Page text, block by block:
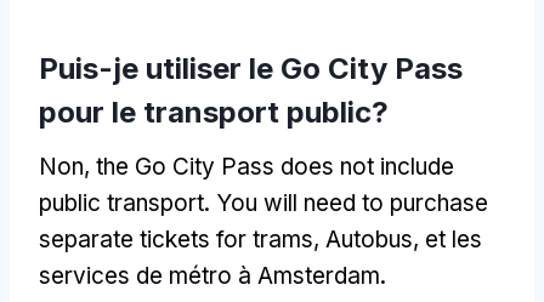
Puis-je utiliser le Go City Pass
pour le transport public?
Non, the Go City Pass does not include
public transport. You will need to purchase
separate tickets for trams, Autobus, et les
services de métro à Amsterdam.